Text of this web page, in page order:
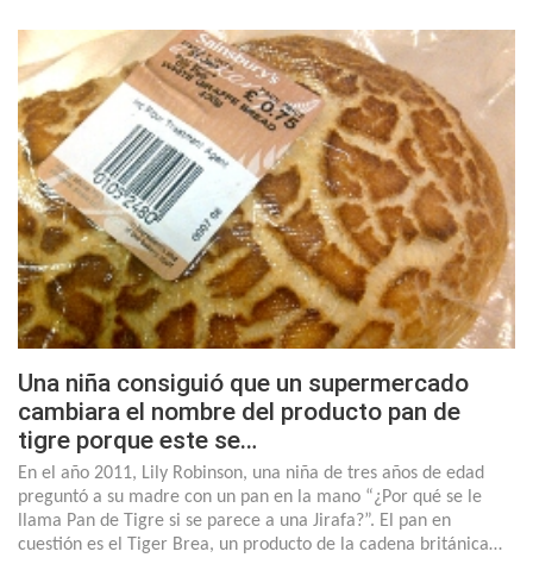
Una niña consiguió que un supermercado
cambiara el nombre del producto pan de
tigre porque este se…
En el año 2011, Lily Robinson, una niña de tres años de edad
preguntó a su madre con un pan en la mano “¿Por qué se le
llama Pan de Tigre si se parece a una Jirafa?”. El pan en
cuestión es el Tiger Brea, un producto de la cadena británica…